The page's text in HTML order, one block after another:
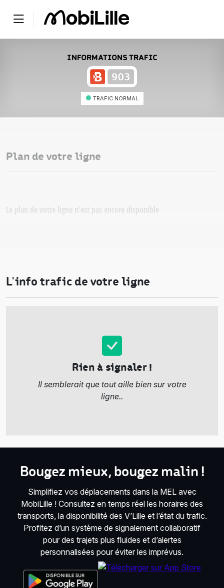
INFORMATIONS TRAFIC
TRAFIC NORMAL
Plan de votre ligne
Le plan de votre ligne n'est pas encore disponible
L'info trafic de votre ligne
Rien à signaler !
Il semblerait que tout aille bien sur votre
ligne..
Bougez mieux, bougez malin !
Simplifiez vos déplacements dans la MEL avec
MobiLille ! Consultez en temps réel les horaires des
transports, la disponibilité des V’Lille et l’état du trafic.
Profitez d’un système de signalement collaboratif
pour des trajets plus fluides et d’alertes
personnalisées pour éviter les imprévus.